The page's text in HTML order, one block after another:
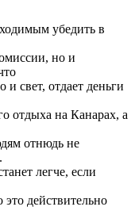
убедить в
но и
и свет, отдает деньги
отдыха на Канарах, а
отнюдь не
легче, если
это действительно